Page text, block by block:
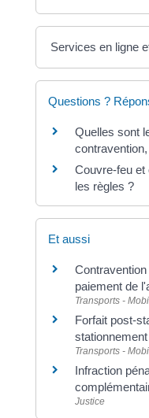
Services en ligne
Questions ?
Quelles sont
Couvre-feu et
les règles ?
Et aussi
paiement de
Transports -
Forfait post-
Transports -
Infraction
Justice